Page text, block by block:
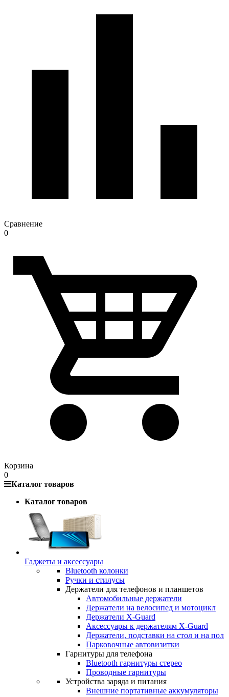
Сравнение
0
Корзина
0
Каталог товаров
Каталог товаров
Гаджеты и аксессуары
Bluetooth колонки
Ручки и стилусы
Держатели для телефонов и планшетов
Автомобильные держатели
Держатели на велосипед и мотоцикл
Держатели X-Guard
Аксессуары к держателям X-Guard
Держатели, подставки на стол и на пол
Парковочные автовизитки
Гарнитуры для телефона
Bluetooth гарнитуры стерео
Проводные гарнитуры
Устройства заряда и питания
Внешние портативные аккумуляторы